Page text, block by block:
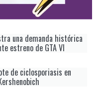
una demanda histórica
estreno de GTA VI
de ciclosporiasis en